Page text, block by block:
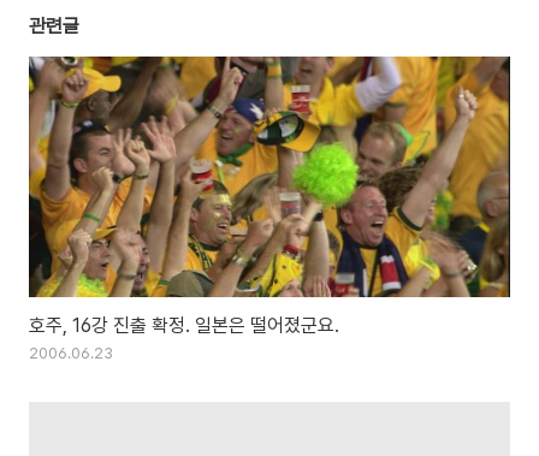
관련글
호주, 16강 진출 확정. 일본은 떨어졌군요.
2006.06.23